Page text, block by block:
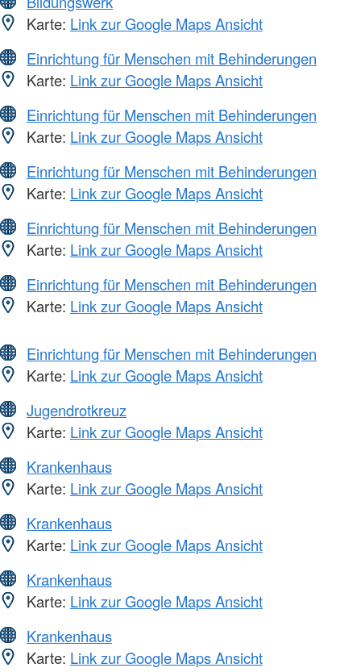
Karte: Link zur Google Maps Ansicht
Einrichtung für Menschen mit Behinderungen
Karte: Link zur Google Maps Ansicht
Einrichtung für Menschen mit Behinderungen
Karte: Link zur Google Maps Ansicht
Einrichtung für Menschen mit Behinderungen
Karte: Link zur Google Maps Ansicht
Einrichtung für Menschen mit Behinderungen
Karte: Link zur Google Maps Ansicht
Einrichtung für Menschen mit Behinderungen
Karte: Link zur Google Maps Ansicht
Einrichtung für Menschen mit Behinderungen
Karte: Link zur Google Maps Ansicht
Jugendrotkreuz
Karte: Link zur Google Maps Ansicht
Krankenhaus
Karte: Link zur Google Maps Ansicht
Krankenhaus
Karte: Link zur Google Maps Ansicht
Krankenhaus
Karte: Link zur Google Maps Ansicht
Krankenhaus
Karte: Link zur Google Maps Ansicht